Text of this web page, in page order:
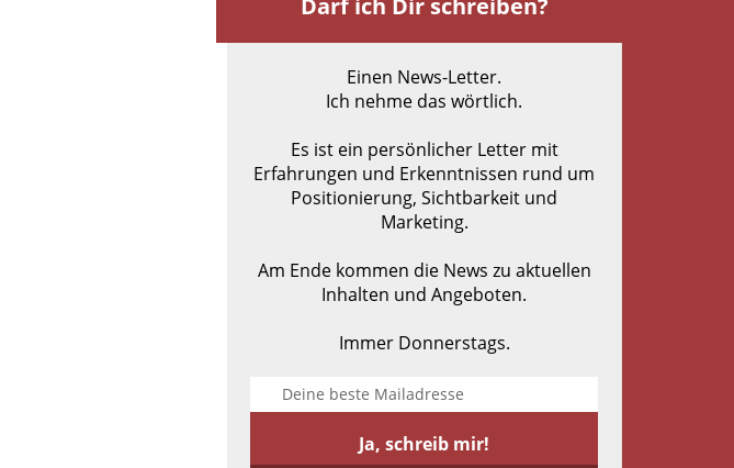
Darf ich Dir schreiben?
Einen News-Letter.
Ich nehme das wörtlich.
Es ist ein persönlicher Letter mit
Erfahrungen und Erkenntnissen rund um
Positionierung, Sichtbarkeit und
Marketing.
Am Ende kommen die News zu aktuellen
Inhalten und Angeboten.
Immer Donnerstags.